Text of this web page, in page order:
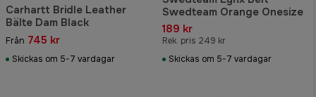
Carhartt Bridle Leather
Bälte Dam Black
Från 745 kr
Skickas om 5-7 vardagar
Swedteam Orange Onesize
189 kr
Rek. pris 249 kr
Skickas om 5-7 vardagar